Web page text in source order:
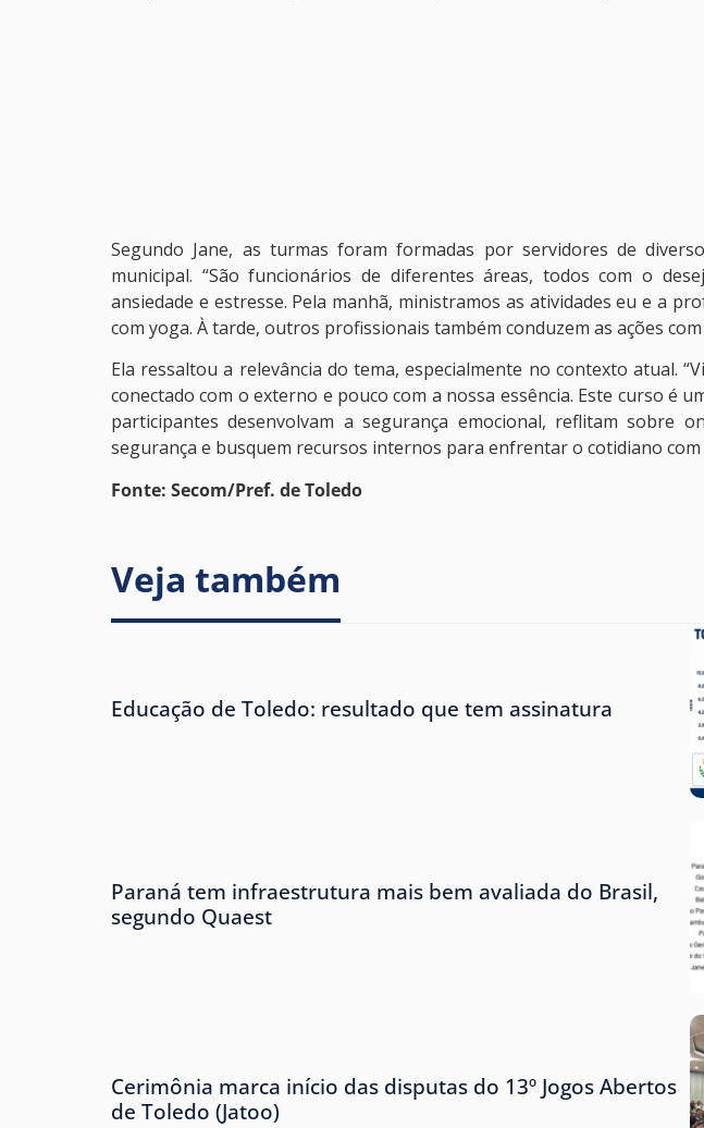
Segundo Jane, as turmas foram formadas por servidores de
municipal. “São funcionários de diferentes áreas, todos com o
ansiedade e estresse. Pela manhã, ministramos as atividades eu e a
com yoga. À tarde, outros profissionais também conduzem as ações
Ela ressaltou a relevância do tema, especialmente no contexto atual.
conectado com o externo e pouco com a nossa essência. Este curso é
participantes desenvolvam a segurança emocional, reflitam sobre
segurança e busquem recursos internos para enfrentar o cotidiano com
Fonte: Secom/Pref. de Toledo
Veja também
Educação de Toledo: resultado que tem assinatura
Paraná tem infraestrutura mais bem avaliada do Brasil,
segundo Quaest
Cerimônia marca início das disputas do 13º Jogos Abertos
de Toledo (Jatoo)